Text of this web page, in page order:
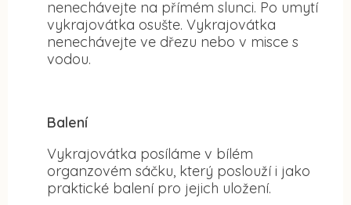
nenechávejte na přímém slunci. Po umytí
vykrajovátka osušte. Vykrajovátka
nenechávejte ve dřezu nebo v misce s
vodou.
Balení
Vykrajovátka posíláme v bílém
organzovém sáčku, který poslouží i jako
praktické balení pro jejich uložení.